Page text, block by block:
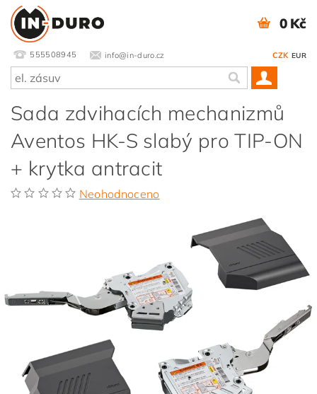
555508945 info@in-duro.cz CZK EUR
0 Kč
Sada zdvihacích mechanizmů
Aventos HK-S slabý pro TIP-ON
+ krytka antracit
Neohodnoceno